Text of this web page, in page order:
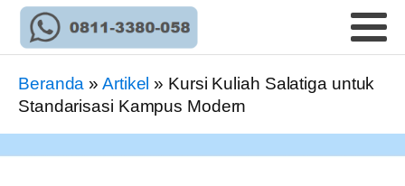
Beranda »Artikel » Kursi Kuliah Salatiga untuk
Standarisasi Kampus Modern